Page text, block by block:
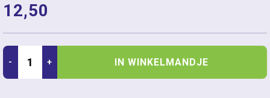
12,50
- + IN WINKELMANDJE